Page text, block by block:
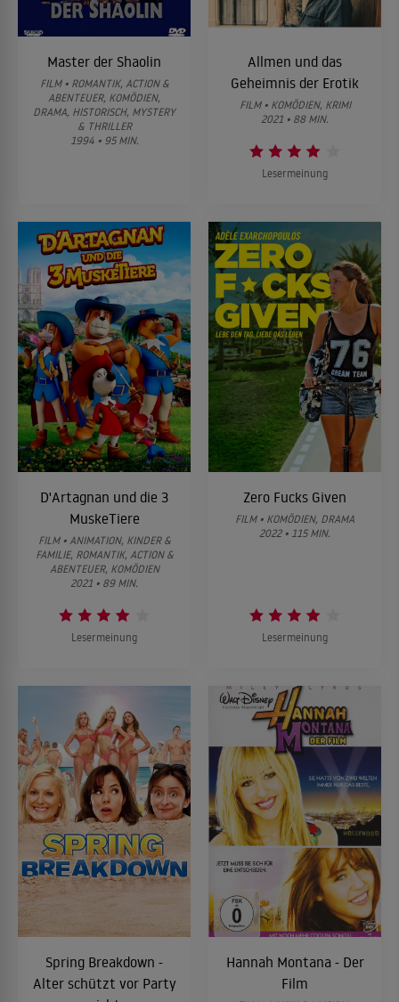
Master der Shaolin
FILM • ROMANTIK, ACTION &
ABENTEUER, KOMÖDIEN,
DRAMA, HISTORISCH, MYSTERY
& THRILLER
1994 • 95 MIN.
Allmen und das
Geheimnis der Erotik
FILM • KOMÖDIEN, KRIMI
2021 • 88 MIN.
Lesermeinung
D'Artagnan und die 3
MuskeTiere
FILM • ANIMATION, KINDER &
FAMILIE, ROMANTIK, ACTION &
ABENTEUER, KOMÖDIEN
2021 • 89 MIN.
Lesermeinung
Zero Fucks Given
FILM • KOMÖDIEN, DRAMA
2022 • 115 MIN.
Lesermeinung
Spring Breakdown -
Alter schützt vor Party
Hannah Montana - Der
Film